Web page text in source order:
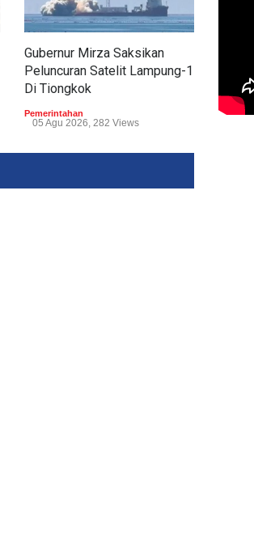
Gubernur Mirza Saksikan
Peluncuran Satelit Lampung-1
Di Tiongkok
Pemerintahan
05 Agu 2026, 282 Views
Air